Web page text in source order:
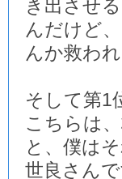
き出させ
んだけど
んか救わ
そして第1
こちらは
と、僕は
世良さん